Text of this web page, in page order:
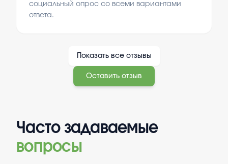
социальный опрос со всеми вариантами
ответа.
Показать все отзывы
Оставить отзыв
Часто задаваемые
вопросы